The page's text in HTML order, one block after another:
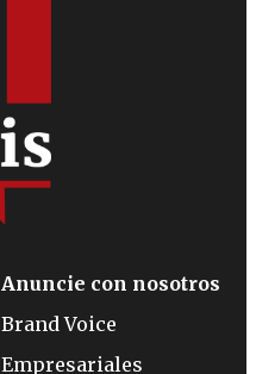
Anuncie con nosotros
Brand Voice
Empresariales